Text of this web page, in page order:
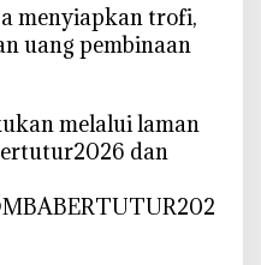
menyiapkan trofi,
uang pembinaan
melalui laman
dan